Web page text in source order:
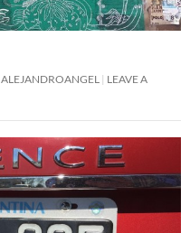
ALEJANDROANGEL
LEAVE A